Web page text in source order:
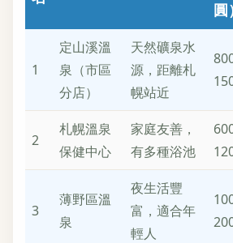
圓）
1
定山溪溫
泉（市區
分店）
天然礦泉水
源，距離札
幌站近
2
札幌溫泉
保健中心
家庭友善，
有多種浴池
3
薄野區溫
泉
夜生活豐
富，適合年
輕人